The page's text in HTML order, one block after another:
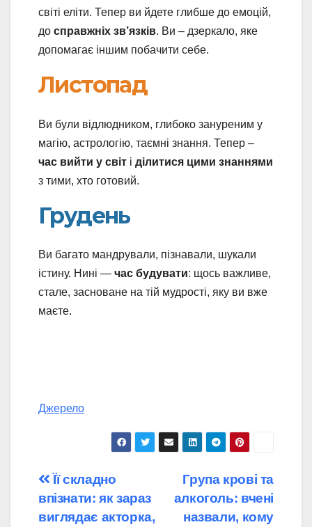
світі еліти. Тепер ви йдете глибше до емоцій,
до справжніх зв’язків. Ви – дзеркало, яке
допомагає іншим побачити себе.
Листопад
Ви були відлюдником, глибоко зануреним у
магію, астрологію, таємні знання. Тепер –
час вийти у світ і ділитися цими знаннями
з тими, хто готовий.
Грудень
Ви багато мандрували, пізнавали, шукали
істину. Нині — час будувати: щось важливе,
стале, засноване на тій мудрості, яку ви вже
маєте.
Джерело
Навігація
записів
Група крові та
алкоголь: вчені
назвали, кому
Її складно
впізнати: як зараз
виглядає акторка,